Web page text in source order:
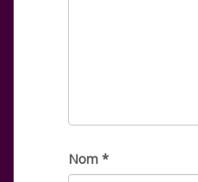
Nom *